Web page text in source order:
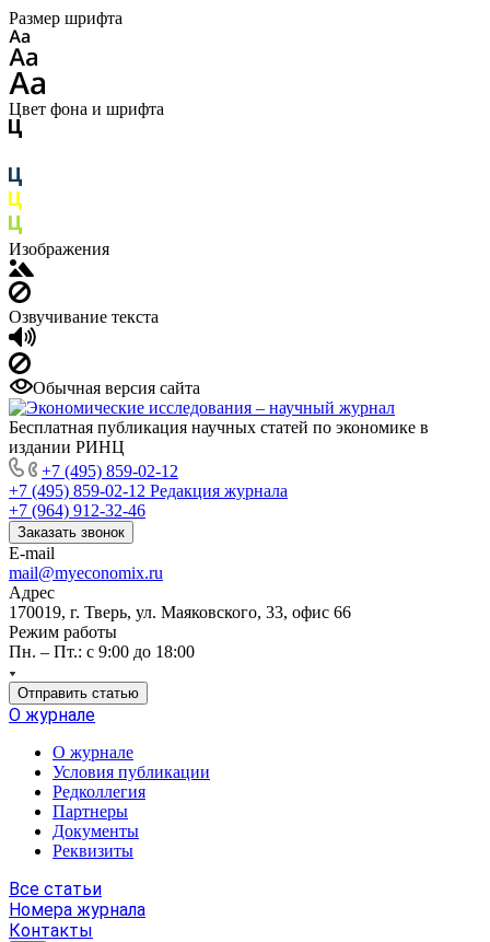
Размер шрифта
Цвет фона и шрифта
Изображения
Озвучивание текста
Обычная версия сайта
Бесплатная публикация научных статей по экономике в
издании РИНЦ
+7 (495) 859-02-12
+7 (495) 859-02-12 Редакция журнала
+7 (964) 912-32-46
Заказать звонок
E-mail
mail@myeconomix.ru
Адрес
170019, г. Тверь, ул. Маяковского, 33, офис 66
Режим работы
Пн. – Пт.: с 9:00 до 18:00
Отправить статью
О журнале
О журнале
Условия публикации
Редколлегия
Партнеры
Документы
Реквизиты
Все статьи
Номера журнала
Контакты